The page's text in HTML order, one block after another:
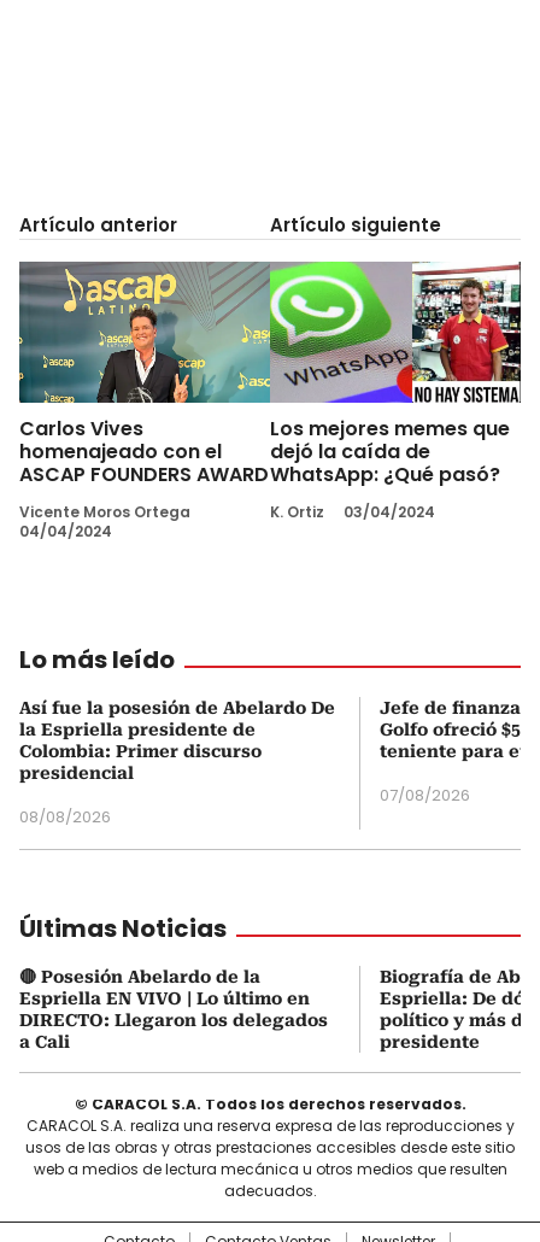
Artículo anterior
Carlos Vives
homenajeado con el
ASCAP FOUNDERS AWARD
Vicente Moros Ortega
04/04/2024
Artículo siguiente
Los mejores memes que
dejó la caída de
WhatsApp: ¿Qué pasó?
K. Ortiz 03/04/2024
Lo más leído
Así fue la posesión de Abelardo De
la Espriella presidente de
Colombia: Primer discurso
presidencial
08/08/2026
Jefe de finanzas
Golfo ofreció
teniente para
07/08/2026
Últimas Noticias
🔴 Posesión Abelardo de la
Espriella EN VIVO | Lo último en
DIRECTO: Llegaron los delegados
a Cali
Biografía de
Espriella: De
político y más
presidente
© CARACOL S.A. Todos los derechos reservados.
CARACOL S.A. realiza una reserva expresa de las reproducciones y
usos de las obras y otras prestaciones accesibles desde este sitio
web a medios de lectura mecánica u otros medios que resulten
adecuados.